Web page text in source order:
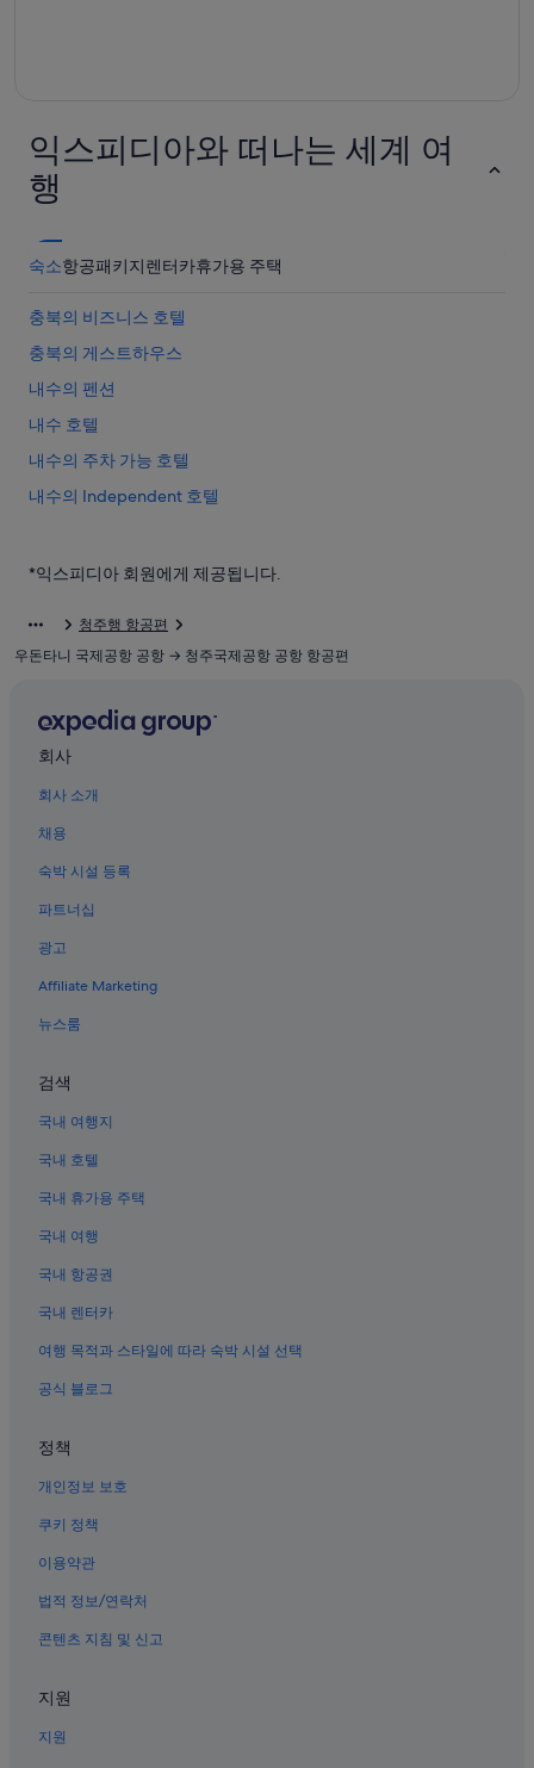
익스피디아와 떠나는 세계 여
행
숙소항공패키지렌터카휴가용 주택
충북의 비즈니스 호텔
충북의 게스트하우스
내수의 펜션
내수 호텔
내수의 주차 가능 호텔
내수의 Independent 호텔
충북의 온천 호텔
청주 국립박물관 근처 호텔
신미술관 근처 호텔
정북동 토성 근처 호텔
충북의 펜션
청주국제공항 근처 호텔
국립현대미술관 청주 근처 호텔
내수의 비즈니스 호텔
내수의 3성급 호텔
충북의 간이 주방이 있는 호텔
충북의 가족 여행 호텔
충북의 아파트
운보의 집 근처 호텔
내수의 2성급 호텔
상당산성 근처 호텔
흥덕사지 근처 호텔
*익스피디아 회원에게 제공됩니다.
청주행 항공편
우돈타니 국제공항 공항 → 청주국제공항 공항 항공편
회사
회사 소개
채용
숙박 시설 등록
파트너십
광고
Affiliate Marketing
뉴스룸
검색
국내 여행지
국내 호텔
국내 휴가용 주택
국내 여행
국내 항공권
국내 렌터카
여행 목적과 스타일에 따라 숙박 시설 선택
공식 블로그
정책
개인정보 보호
쿠키 정책
이용약관
법적 정보/연락처
콘텐츠 지침 및 신고
지원
지원